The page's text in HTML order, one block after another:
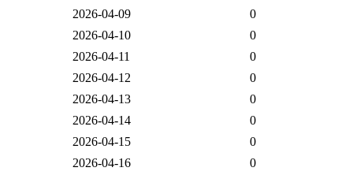
2026-04-09
0
2026-04-10
0
2026-04-11
0
2026-04-12
0
2026-04-13
0
2026-04-14
0
2026-04-15
0
2026-04-16
0